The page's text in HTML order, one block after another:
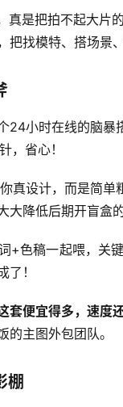
真是把拍不起大片
把找模特、搭场景
24小时在线的脑
，省心！
真设计，而是简
大降低后期开盲盒
+色稿一起喂，关
！
套便宜得多，速度还
的主图外包团队。
棚